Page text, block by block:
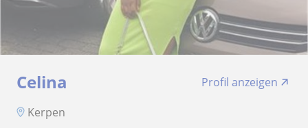
Celina
Profil anzeigen
Kerpen